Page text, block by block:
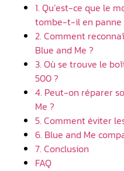
1. Qu’est-ce que le
tombe-t-il en panne
2. Comment
Blue and Me ?
3. Où se trouve le
500 ?
4. Peut-on réparer
Me ?
5. Comment éviter
6. Blue and Me
7. Conclusion
FAQ